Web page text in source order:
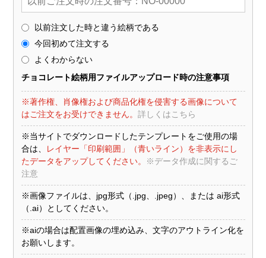
以前注文した時と違う絵柄である
今回初めて注文する
よくわからない
チョコレート絵柄用ファイルアップロード時の注意事項
※著作権、肖像権および商品化権を侵害する画像について
はご注文をお受けできません。 詳しくはこちら
※当サイトでダウンロードしたテンプレートをご使用の場
合は、
レイヤー「印刷範囲」（青いライン）を非表示にし
たデータをアップしてください。
※データ作成に関するご
注意
※画像ファイルは、jpg形式（.jpg、.jpeg）、または ai形式
（.ai）としてください。
※aiの場合は配置画像の埋め込み、文字のアウトライン化を
お願いします。